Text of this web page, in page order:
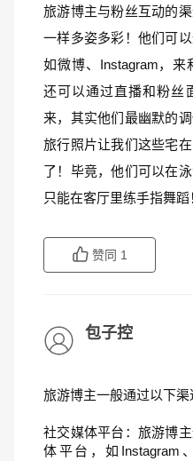
旅游博主与粉丝互动的
一样多姿多彩！他们可
如微博、Instagram，来
还可以通过直播和粉丝
来，其实他们最幽默的
旅行照片让我们这些宅
了！毕竟，他们可以在
只能在客厅里练手指舞蹈
赞同 1
包子控
旅游博主一般通过以下渠
社交媒体平台：旅游博
体平台，如Instagram